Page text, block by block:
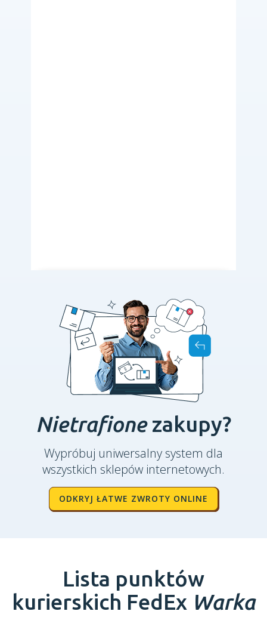
Nietrafionezakupy?
Wypróbuj uniwersalny system dla
wszystkich sklepów internetowych.
ODKRYJ ŁATWE ZWROTY ONLINE
Lista punktów
kurierskich FedEx Warka